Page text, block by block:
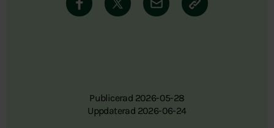
Publicerad 2026-05-28
Uppdaterad 2026-06-24